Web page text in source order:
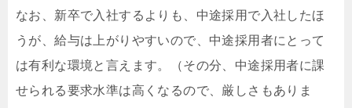
なお、新卒で入社するよりも、中途採用で入社したほ
うが、給与は上がりやすいので、中途採用者にとって
は有利な環境と言えます。（その分、中途採用者に課
せられる要求水準は高くなるので、厳しさもありま